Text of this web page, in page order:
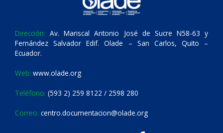
Dirección: Av. Mariscal Antonio José de Sucre N58-63 y
Fernández Salvador Edif. Olade – San Carlos, Quito –
Ecuador.
Web: www.olade.org
Teléfono: (593 2) 259 8122 / 2598 280
Correo: centro.documentacion@olade.org